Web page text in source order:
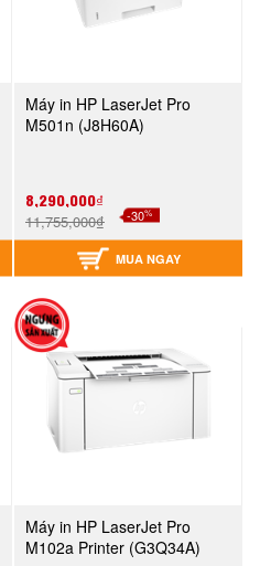
Máy in HP LaserJet Pro
M501n (J8H60A)
8,290,000₫
11,755,000₫ -30%
MUA NGAY
Máy in HP LaserJet Pro
M102a Printer (G3Q34A)